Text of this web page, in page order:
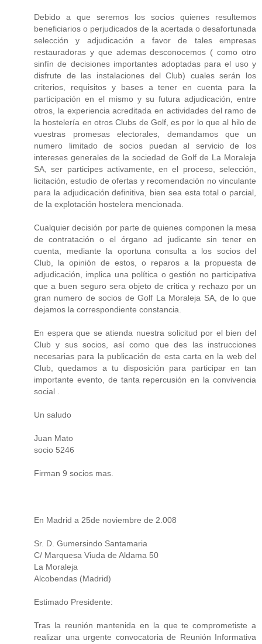
Debido a que seremos los socios quienes resultemos
beneficiarios o perjudicados de la acertada o desafortunada
selección y adjudicación a favor de tales empresas
restauradoras y que ademas desconocemos ( como otro
sinfín de decisiones importantes adoptadas para el uso y
disfrute de las instalaciones del Club) cuales serán los
criterios, requisitos y bases a tener en cuenta para la
participación en el mismo y su futura adjudicación, entre
otros, la experiencia acreditada en actividades del ramo de
la hostelería en otros Clubs de Golf, es por lo que al hilo de
vuestras promesas electorales, demandamos que un
numero limitado de socios puedan al servicio de los
intereses generales de la sociedad de Golf de La Moraleja
SA, ser participes activamente, en el proceso, selección,
licitación, estudio de ofertas y recomendación no vinculante
para la adjudicación definitiva, bien sea esta total o parcial,
de la explotación hostelera mencionada.
Cualquier decisión por parte de quienes componen la mesa
de contratación o el órgano ad judicante sin tener en
cuenta, mediante la oportuna consulta a los socios del
Club, la opinión de estos, o reparos a la propuesta de
adjudicación, implica una política o gestión no participativa
que a buen seguro sera objeto de critica y rechazo por un
gran numero de socios de Golf La Moraleja SA, de lo que
dejamos la correspondiente constancia.
En espera que se atienda nuestra solicitud por el bien del
Club y sus socios, así como que des las instrucciones
necesarias para la publicación de esta carta en la web del
Club, quedamos a tu disposición para participar en tan
importante evento, de tanta repercusión en la convivencia
social .
Un saludo
Juan Mato
socio 5246
Firman 9 socios mas.
En Madrid a 25de noviembre de 2.008
Sr. D. Gumersindo Santamaria
C/ Marquesa Viuda de Aldama 50
La Moraleja
Alcobendas (Madrid)
Estimado Presidente:
Tras la reunión mantenida en la que te comprometiste a
realizar una urgente convocatoria de Reunión Informativa